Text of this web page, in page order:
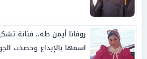
روفانا أيمن طه.. فنانة
اسمها بالإبداع وحصدت